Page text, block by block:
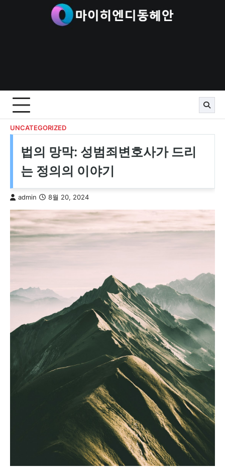
UNCATEGORIZED
법의 망막: 성범죄변호사가 드리
는 정의의 이야기
admin 8월 20, 2024